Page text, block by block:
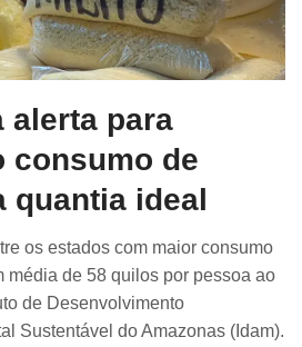
alerta para
consumo de
quantia ideal
os estados com maior consumo
média de 58 quilos por pessoa ao
de Desenvolvimento
Sustentável do Amazonas (Idam).